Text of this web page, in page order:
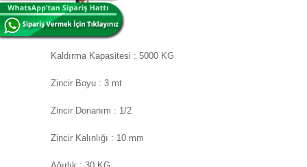
Kaldırma Kapasitesi : 5000 KG
Zincir Boyu : 3 mt
Zincir Donanım : 1/2
Zincir Kalınlığı : 10 mm